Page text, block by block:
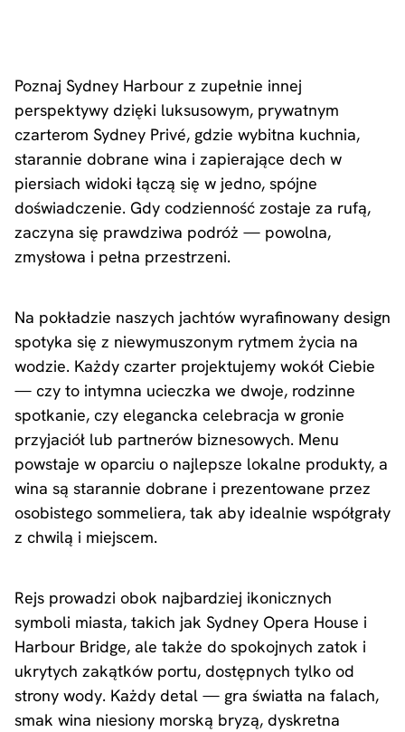
Poznaj Sydney Harbour z zupełnie innej
perspektywy dzięki luksusowym, prywatnym
czarterom Sydney Privé, gdzie wybitna kuchnia,
starannie dobrane wina i zapierające dech w
piersiach widoki łączą się w jedno, spójne
doświadczenie. Gdy codzienność zostaje za rufą,
zaczyna się prawdziwa podróż — powolna,
zmysłowa i pełna przestrzeni.
Na pokładzie naszych jachtów wyrafinowany design
spotyka się z niewymuszonym rytmem życia na
wodzie. Każdy czarter projektujemy wokół Ciebie
— czy to intymna ucieczka we dwoje, rodzinne
spotkanie, czy elegancka celebracja w gronie
przyjaciół lub partnerów biznesowych. Menu
powstaje w oparciu o najlepsze lokalne produkty, a
wina są starannie dobrane i prezentowane przez
osobistego sommeliera, tak aby idealnie współgrały
z chwilą i miejscem.
Rejs prowadzi obok najbardziej ikonicznych
symboli miasta, takich jak Sydney Opera House i
Harbour Bridge, ale także do spokojnych zatok i
ukrytych zakątków portu, dostępnych tylko od
strony wody. Każdy detal — gra światła na falach,
smak wina niesiony morską bryzą, dyskretna